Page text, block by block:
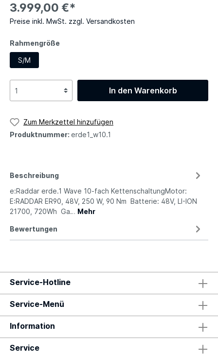
3.999,00 €*
Preise inkl. MwSt. zzgl. Versandkosten
Rahmengröße
S/M
In den Warenkorb
Zum Merkzettel hinzufügen
Produktnummer: erde1_w10.1
Beschreibung
e:Raddar erde.1 Wave 10-fach KettenschaltungMotor:
E:RADDAR ER90, 48V, 250 W, 90 Nm Batterie: 48V, LI-ION
21700, 720Wh Ga… Mehr
Bewertungen
Service-Hotline
Service-Menü
Information
Service